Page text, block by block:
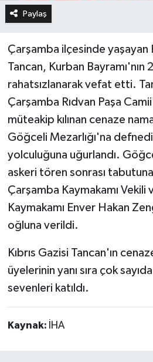
Paylaş
Çarşamba ilçesinde yaşayan
Tancan, Kurban Bayramı'nın
rahatsızlanarak vefat etti.
Çarşamba Rıdvan Paşa
müteakip kılınan cenaze
Göğceli Mezarlığı'na
yolculuğuna uğurlandı.
askeri tören sonrası tabutuna
Çarşamba Kaymakamı Vekili
Kaymakamı Enver Hakan
oğluna verildi.
Kıbrıs Gazisi Tancan'ın
üyelerinin yanı sıra çok
sevenleri katıldı.
Kaynak: İHA